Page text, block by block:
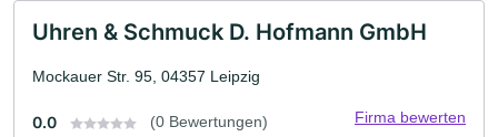
Uhren & Schmuck D. Hofmann GmbH
Mockauer Str. 95, 04357 Leipzig
0.0 (0 Bewertungen) Firma bewerten